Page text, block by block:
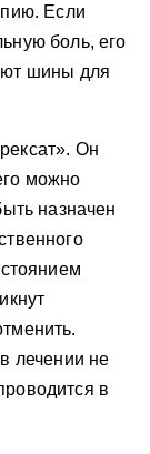
Если
боль, его
шины для
Он
можно
назначен
лечении не
в